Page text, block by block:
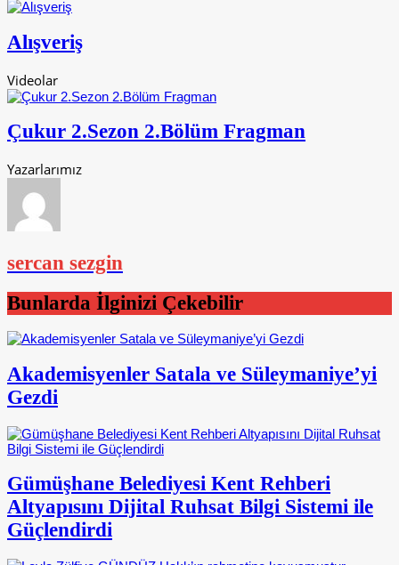
Alışveriş
Videolar
Çukur 2.Sezon 2.Bölüm Fragman
Yazarlarımız
sercan sezgin
Bunlarda İlginizi Çekebilir
Akademisyenler Satala ve Süleymaniye’yi
Gezdi
Gümüşhane Belediyesi Kent Rehberi
Altyapısını Dijital Ruhsat Bilgi Sistemi ile
Güçlendirdi